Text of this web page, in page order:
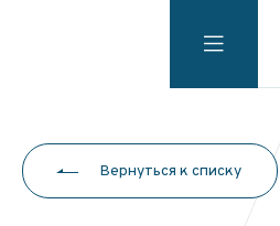
Вернуться к списку